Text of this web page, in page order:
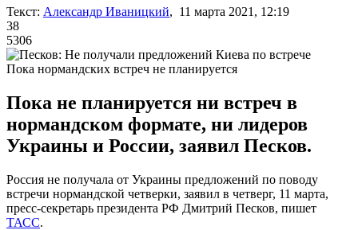
Текст: Александр Иваницкий, 11 марта 2021, 12:19
38
5306
Пока нормандских встреч не планируется
Пока не планируется ни встреч в
нормандском формате, ни лидеров
Украины и России, заявил Песков.
Россия не получала от Украины предложений по поводу
встречи нормандской четверки, заявил в четверг, 11 марта,
пресс-секретарь президента РФ Дмитрий Песков, пишет
ТАСС.